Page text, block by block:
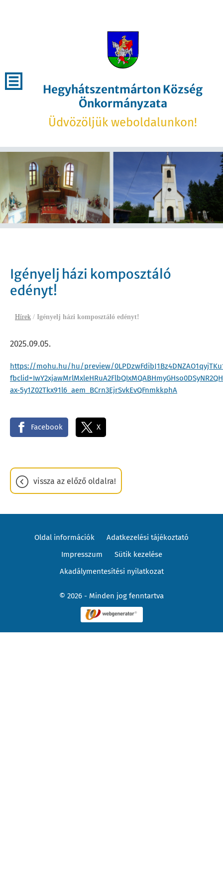
Hegyhátszentmárton Község
Önkormányzata
Üdvözöljük weboldalunkon!
Igényelj házi komposztáló
edényt!
Hírek / Igényelj házi komposztáló edényt!
2025.09.05.
https://mohu.hu/hu/preview/
ax-5y1Z02Tkx91l6_aem_BCrn3EjrSvkEvQFnmkkphA
Facebook X
vissza az előző oldalra!
© 2026 - Minden jog fenntartva
Oldal információk
Adatkezelési tájékoztató
Impresszum
Sütik kezelése
Akadálymentesítési nyilatkozat